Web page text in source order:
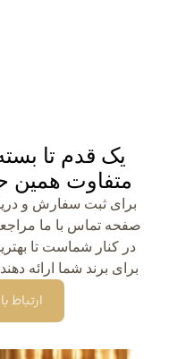
یک قدم تا
متفاوت همین
برای ثبت سفارش و
صفحه تماس با ما
در کنار شماست تا
برای برند شما ارائه
ارتباط